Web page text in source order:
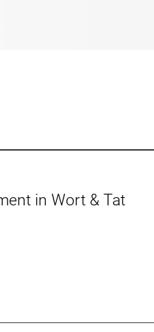
in Wort & Tat